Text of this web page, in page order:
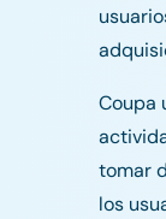
Coupa
tomar
los